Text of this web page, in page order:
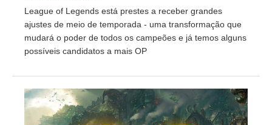
League of Legends está prestes a receber grandes
ajustes de meio de temporada - uma transformação que
mudará o poder de todos os campeões e já temos alguns
possíveis candidatos a mais OP